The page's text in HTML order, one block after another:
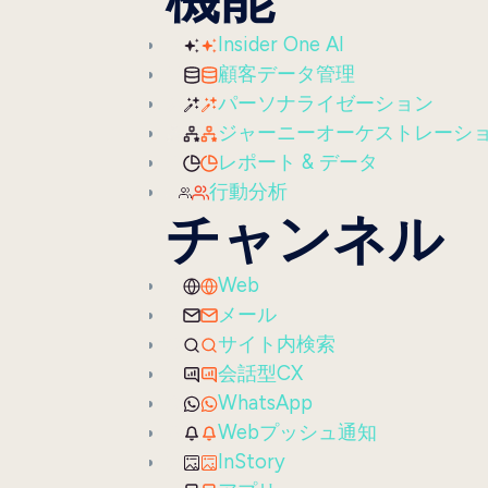
Insider One AI
顧客データ管理
パーソナライゼーション
ジャーニーオーケストレーシ
レポート & データ
行動分析
チャンネル
Web
メール
サイト内検索
会話型CX
WhatsApp
Webプッシュ通知
InStory